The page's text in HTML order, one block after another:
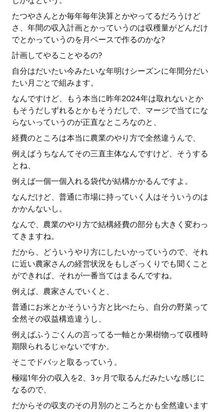
たつやさんとか毎年毎年決算とかやってるだろうけど
さ、年間の収入計画とかっていうのは収穫量がどんだけ
でとかっていうのを月ベースで作るのかな?
計画してやることやるの?
自分はだいたい今みたいな年明けシーズンに年間分だい
たい月ごとで組みます。
なんですけど、もう本当に昨年2024年は取れないとか
もそうだしずれるとかもそうだしで、マージで当てにな
らないっていうのが正直なところなのと、
経費のところは本当に農業のやり方で全然違うんで、
例えばうちなんてその三直主体なんですけど、そうする
とね、
例えば一個一個入れる袋代が結構かかるんですよ。
なんだけど、普通に市場に持っていく人はそういうのは
かかんないし。
なんで、農業のやり方で結構経費の部分も大きく変わっ
てきますね。
だから、どういうやり方にしたいかっていうので、それ
に近い農家さんの経営状況をもしざっくりでも聞くこと
ができれば、それが一番当てはまるんですね。
例えば、農家さんでいくと、
普通にお米とかそういう方と比べたら、自分の野菜って
全然その収益構造違うし、
例えばふうごくんの言ってる一軸とか果樹物って収穫時
期限られるじゃないですか。
そこでドバッと取るっていう。
極端1年分の収入を2、3ヶ月で取るんだみたいな感じに
なるので、
だからその収支のその月別のところとかも全然違います